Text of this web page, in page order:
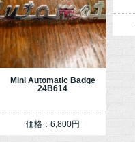
Mini Automatic Badge
24B614
価格：6,800円